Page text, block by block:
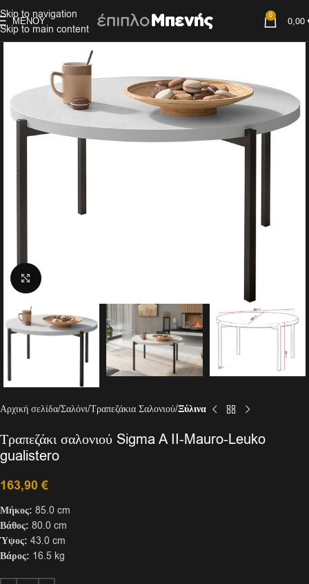
Skip to navigation
Skip to main content
ΜΕΝΟΎ 0 0,00
Click to enlarge
Αρχική σελίδα Σαλόνι Τραπεζάκια Σαλονιού Ξύλινα
Τραπεζάκι σαλονιού Sigma A II-Mauro-Leuko
gualistero
163,90€
Μήκος: 85.0 cm
Βάθος: 80.0 cm
Ύψος: 43.0 cm
Βάρος: 16.5 kg